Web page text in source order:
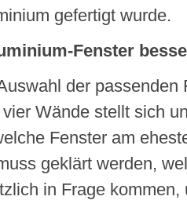
gefertigt wurde.
Fenster
der passenden
Wände stellt sich
Fenster am
geklärt werden,
in Frage kommen,